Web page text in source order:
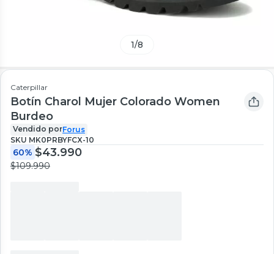
1/8
Caterpillar
Botín Charol Mujer Colorado Women
Burdeo
Vendido porForus
SKU MK0PRBYFCX-10
60% $43.990
$109.990